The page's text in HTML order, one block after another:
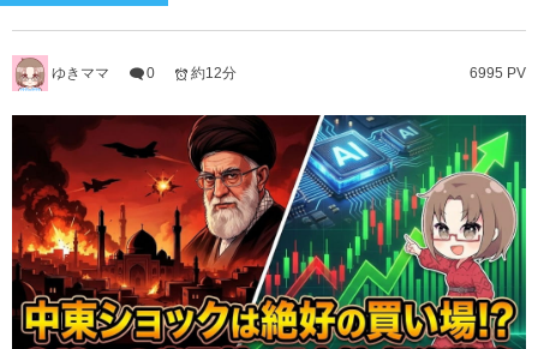
ゆきママ 0 6995 PV
約12分